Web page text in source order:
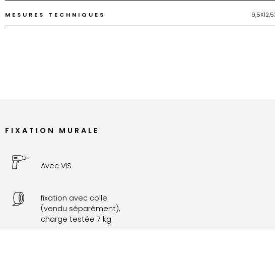
MESURES TECHNIQUES
FIXATION MURALE
Avec VIS
fixation avec colle
(vendu séparément),
charge testée 7 kg